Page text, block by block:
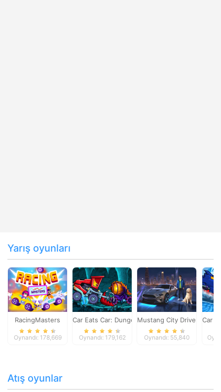
Yarış oyunları
RacingMasters
Oynandı: 178,669
Car Eats Car: Dungeon Adventure
Oynandı: 179,162
Mustang City Driver
Oynandı: 55,840
Car
Atış oyunlar